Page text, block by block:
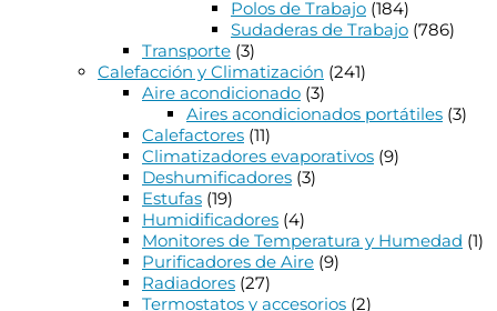
Polos de Trabajo (184)
Sudaderas de Trabajo (786)
Transporte (3)
Calefacción y Climatización (241)
Aire acondicionado (3)
Aires acondicionados portátiles (3)
Calefactores (11)
Climatizadores evaporativos (9)
Deshumificadores (3)
Estufas (19)
Humidificadores (4)
Monitores de Temperatura y Humedad (1)
Purificadores de Aire (9)
Radiadores (27)
Termostatos y accesorios (2)